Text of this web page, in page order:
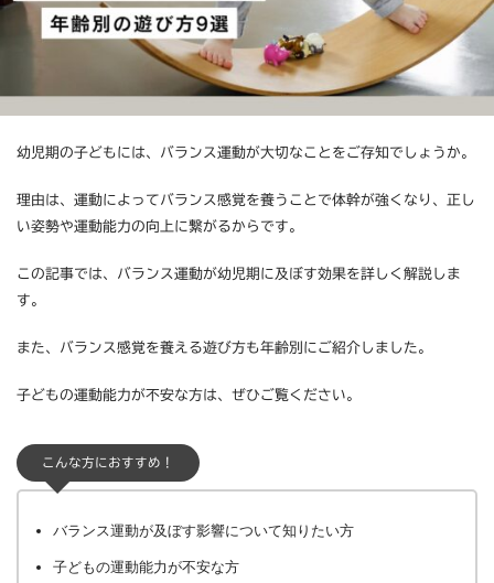
幼児期の子どもには、バランス運動が大切なことをご存知でしょうか。
理由は、運動によってバランス感覚を養うことで体幹が強くなり、正し
い姿勢や運動能力の向上に繋がるからです。
この記事では、バランス運動が幼児期に及ぼす効果を詳しく解説しま
す。
また、バランス感覚を養える遊び方も年齢別にご紹介しました。
子どもの運動能力が不安な方は、ぜひご覧ください。
こんな方におすすめ！
バランス運動が及ぼす影響について知りたい方
子どもの運動能力が不安な方